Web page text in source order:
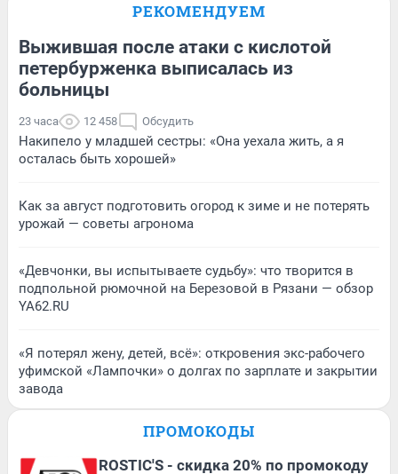
РЕКОМЕНДУЕМ
Выжившая после атаки с кислотой
петербурженка выписалась из
больницы
23 часа 12 458 Обсудить
Накипело у младшей сестры: «Она уехала жить, а я
осталась быть хорошей»
Как за август подготовить огород к зиме и не потерять
урожай — советы агронома
«Девчонки, вы испытываете судьбу»: что творится в
подпольной рюмочной на Березовой в Рязани — обзор
YA62.RU
«Я потерял жену, детей, всё»: откровения экс-рабочего
уфимской «Лампочки» о долгах по зарплате и закрытии
завода
ПРОМОКОДЫ
ROSTIC'S - скидка 20% по промокоду